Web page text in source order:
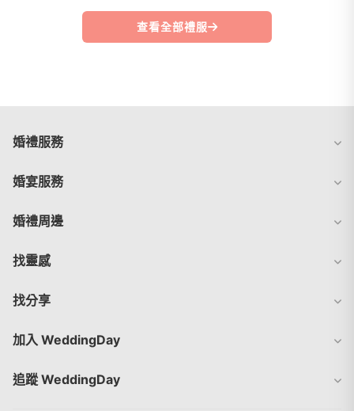
查看全部禮服
婚禮服務
婚宴服務
婚禮周邊
找靈感
找分享
加入 WeddingDay
追蹤 WeddingDay